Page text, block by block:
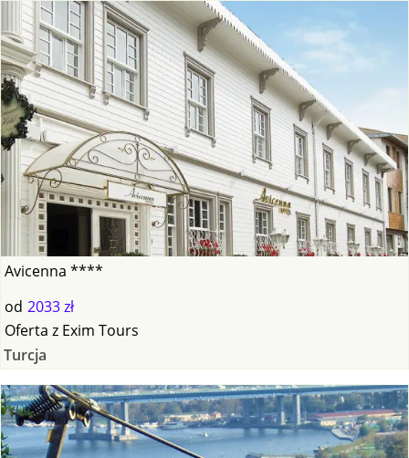
Avicenna ****
od 2033 zł
Oferta z Exim Tours
Turcja